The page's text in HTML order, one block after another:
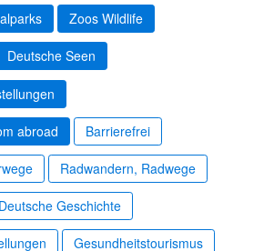
Zoos Wildlife
Deutsche Seen
abroad Barrierefrei
Radwandern, Radwege
Deutsche Geschichte
Gesundheitstourismus